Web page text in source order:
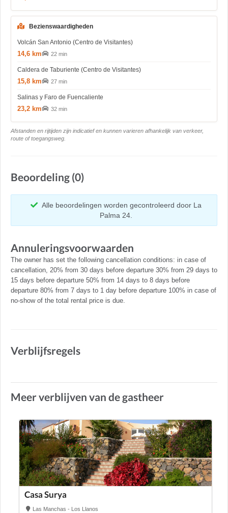
Bezienswaardigheden
Volcán San Antonio (Centro de Visitantes)
14,6 km 22 min
Caldera de Taburiente (Centro de Visitantes)
15,8 km 27 min
Salinas y Faro de Fuencaliente
23,2 km 32 min
Afstanden en rijtijden zijn indicatief en kunnen varieren afhankelijk van verkeer,
route of toegangsweg.
Beoordeling (0)
Alle beoordelingen worden gecontroleerd door La
Palma 24.
Annuleringsvoorwaarden
The owner has set the following cancellation conditions: in case of
cancellation, 20% from 30 days before departure 30% from 29 days to
15 days before departure 50% from 14 days to 8 days before
departure 80% from 7 days to 1 day before departure 100% in case of
no-show of the total rental price is due.
Verblijfsregels
Meer verblijven van de gastheer
Casa Surya
Las Manchas - Los Llanos